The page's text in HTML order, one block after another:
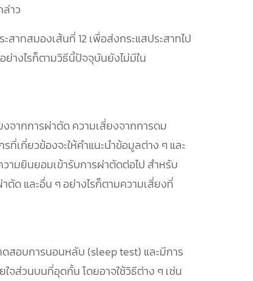
าว
าทสมองเส้นที่ 12 เพื่อส่งกระแสประสาทไป
างไรก็ตามวิธีนี้ปัจจุบันยังไม่มีใน
จากการผ่าตัด ความเสี่ยงจากการดม
กี่ยวข้องจะให้คำแนะนำข้อมูลต่าง ๆ และ
ามยินยอมเข้ารับการผ่าตัดต่อไป สำหรับ
ด และอื่น ๆ อย่างไรก็ตามความเสี่ยงที่
สอบการนอนหลับ (sleep test) และมีการ
จส่วนบนที่อุดกั้น โดยอาจใช้วิธีต่าง ๆ เช่น